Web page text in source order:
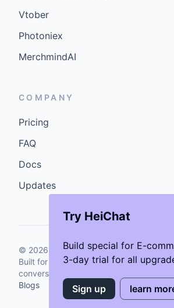
Try HeiChat
Build special for E-
3-day trial for all
Sign up learn
Vtober
Photoniex
MerchmindAI
COMPANY
Pricing
FAQ
Docs
Updates
© 2026 GenCybers Inc. All rights
Built for storefronts that want faster
conversions.
Blogs